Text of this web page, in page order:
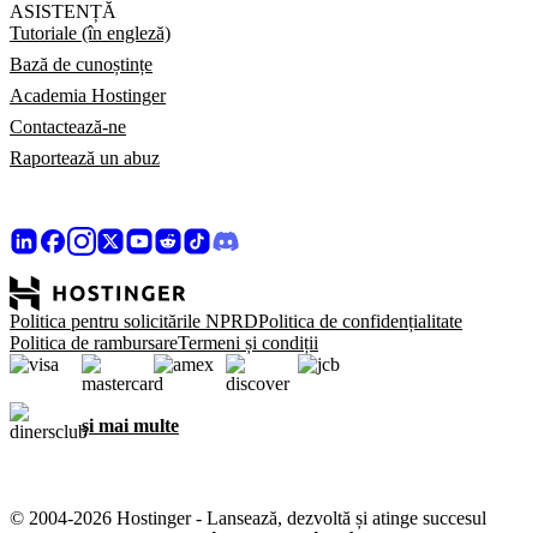
ASISTENȚĂ
Tutoriale (în engleză)
Bază de cunoștințe
Academia Hostinger
Contactează-ne
Raportează un abuz
Politica pentru solicitările NPRDPolitica de confidențialitate
Politica de rambursareTermeni și condiții
și mai multe
© 2004-2026 Hostinger - Lansează, dezvoltă și atinge succesul